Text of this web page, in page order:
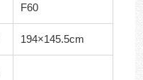
F60
194×145.5cm